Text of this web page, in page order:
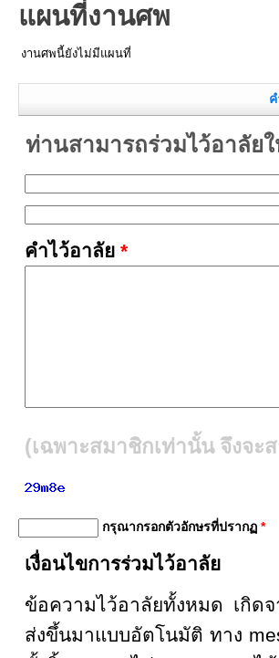
แผนที่งานศพ
งานศพนี้ยังไม่มีแผนที่
ท่านสามารถร่วมไว้อาลัย
คำไว้อาลัย *
(เฉพาะสมาชิกเท่านั้น จึงจ
กรุณากรอกตัวอักษรที่ปรากฏ *
เงื่อนไขการร่วมไว้อาลัย
ข้อความไว้อาลัยทั้งหมด เกิด
ส่งขึ้นมาแบบอัตโนมัติ ทาง